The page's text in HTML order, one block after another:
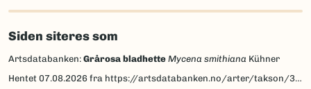
Siden siteres som
Artsdatabanken: Grårosa bladhette Mycena smithiana Kühner
Hentet 07.08.2026 fra https://artsdatabanken.no/arter/takson/36675